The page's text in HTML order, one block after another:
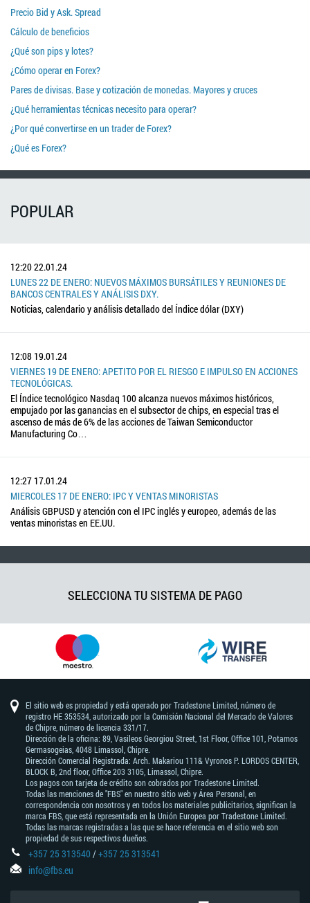
Precio Bid y Ask. Spread
Cálculo de beneficios
¿Qué son pips y lotes?
¿Cómo operar en Forex?
Pares de divisas. Base y cotización de monedas. Mayores y cruces
¿Qué herramientas técnicas necesito para operar?
¿Por qué convertirse en un trader de Forex?
¿Qué es Forex?
POPULAR
12:2022.01.24
LUNES 22 DE ENERO: NUEVOS MÁXIMOS BURSÁTILES Y REUNIONES DE
BANCOS CENTRALES Y ANÁLISIS DXY.
Noticias, calendario y análisis detallado del Índice dólar (DXY)
12:08 19.01.24
VIERNES 19 DE ENERO: APETITO POR EL RIESGO E IMPULSO EN ACCIONES
TECNOLÓGICAS.
El Índice tecnológico Nasdaq 100 alcanza nuevos máximos históricos,
empujado por las ganancias en el subsector de chips, en especial tras el
ascenso de más de 6% de las acciones de Taiwan Semiconductor
Manufacturing Co…
12:27 17.01.24
MIERCOLES 17 DE ENERO: IPC Y VENTAS MINORISTAS
Análisis GBPUSD y atención con el IPC inglés y europeo, además de las
ventas minoristas en EE.UU.
SELECCIONA TU SISTEMA DE PAGO
El sitio web es propiedad y está operado por Tradestone Limited, número de
registro HE 353534, autorizado por la Comisión Nacional del Mercado de Valores
de Chipre, número de licencia 331/17.
Dirección de la oficina: 89, Vasileos Georgiou Street, 1st Floor, Office 101, Potamos
Germasogeias, 4048 Limassol, Chipre.
Dirección Comercial Registrada: Arch. Makariou 111& Vyronos Р. LORDOS CENTER,
BLOCK В, 2nd floor, Office 203 3105, Limassol, Chipre.
Los pagos con tarjeta de crédito son cobrados por Tradestone Limited.
Todas las menciones de "FBS" en nuestro sitio web y Área Personal, en
correspondencia con nosotros y en todos los materiales publicitarios, significan la
marca FBS, que está representada en la Unión Europea por Tradestone Limited.
Todas las marcas registradas a las que se hace referencia en el sitio web son
propiedad de sus respectivos dueños.
+357 25 313540/+357 25 313541
info@fbs.eu